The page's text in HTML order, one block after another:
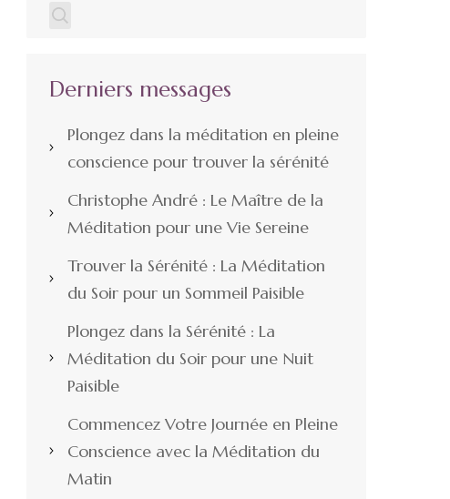
Derniers messages
Plongez dans la méditation en pleine
conscience pour trouver la sérénité
Christophe André : Le Maître de la
Méditation pour une Vie Sereine
Trouver la Sérénité : La Méditation
du Soir pour un Sommeil Paisible
Plongez dans la Sérénité : La
Méditation du Soir pour une Nuit
Paisible
Commencez Votre Journée en Pleine
Conscience avec la Méditation du
Matin